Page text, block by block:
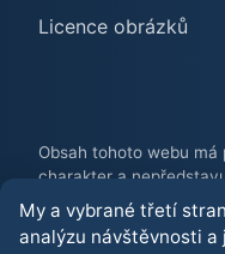
Licence obrázků
Obsah tohoto webu
charakter a
poradenství.
rizikem ztráty. Před
zvažte své znalosti,
My a vybrané třetí
analýzu návštěvnosti a